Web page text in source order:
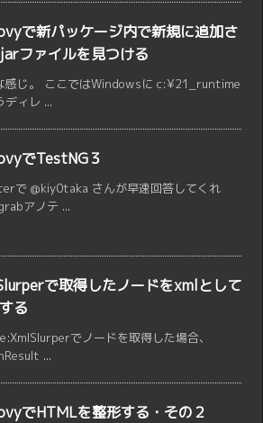
で新パッケージ内で新規に追加さ
ファイルを見つける
感じ。 ここではWindowsに c:¥21_runtime
ディレ ...
でTestNG３
で @kiy0taka さんが早速回答してくれ
アノテ ...
で取得したノードをxmlとして
る
でノードを取得した場合、
...
でHTMLを整形する・その２